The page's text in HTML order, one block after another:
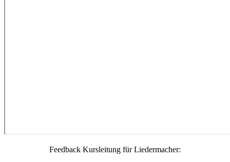
Feedback Kursleitung für Liedermacher: